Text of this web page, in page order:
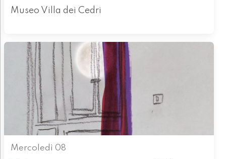
Museo Villa dei Cedri
Mercoledì 08